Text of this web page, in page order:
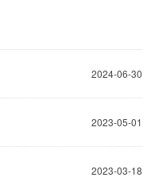
2024-06-30
2023-05-01
2023-03-18